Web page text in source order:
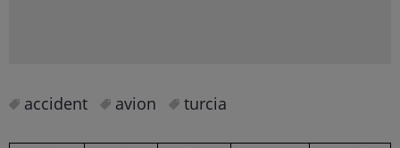
accident avion turcia